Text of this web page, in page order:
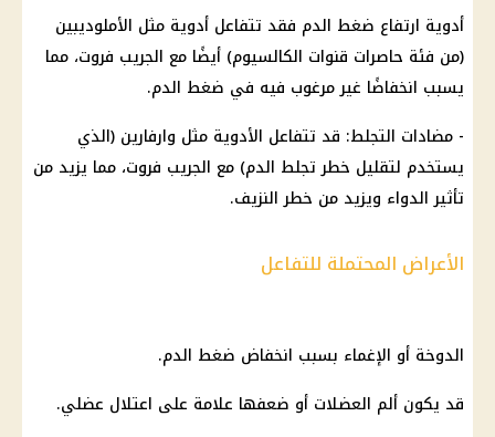
أدوية ارتفاع ضغط الدم فقد تتفاعل أدوية مثل الأملوديبين
(من فئة حاصرات قنوات الكالسيوم) أيضًا مع الجريب فروت، مما
يسبب انخفاضًا غير مرغوب فيه في ضغط الدم.
- مضادات التجلط: قد تتفاعل الأدوية مثل وارفارين (الذي
يستخدم لتقليل خطر تجلط الدم) مع الجريب فروت، مما يزيد من
تأثير الدواء ويزيد من خطر النزيف.
الأعراض المحتملة للتفاعل
الدوخة أو الإغماء بسبب انخفاض ضغط الدم.
قد يكون ألم العضلات أو ضعفها علامة على اعتلال عضلي.